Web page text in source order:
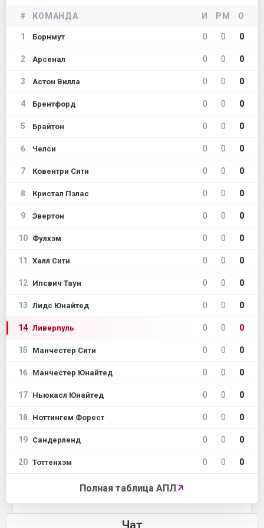
# КОМАНДА И РМ О
1 Борнмут 0 0 0
2 Арсенал 0 0 0
3 Астон Вилла 0 0 0
4 Брентфорд 0 0 0
5 Брайтон 0 0 0
6 Челси 0 0 0
7 Ковентри Сити 0 0 0
8 Кристал Пэлас 0 0 0
9 Эвертон 0 0 0
10 Фулхэм 0 0 0
11 Халл Сити 0 0 0
12 Ипсвич Таун 0 0 0
13 Лидс Юнайтед 0 0 0
14 Ливерпуль 0 0 0
15 Манчестер Сити 0 0 0
16 Манчестер Юнайтед 0 0 0
17 Ньюкасл Юнайтед 0 0 0
18 Ноттингем Форест 0 0 0
19 Сандерленд 0 0 0
20 Тоттенхэм 0 0 0
Полная таблица АПЛ ↗
Чат